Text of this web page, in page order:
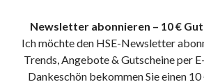
Newsletter abonnieren – 10 €
Ich möchte den HSE-Newsletter
Trends, Angebote & Gutscheine per
Dankeschön bekommen Sie einen